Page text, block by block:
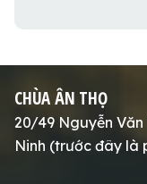
CHÙA ÂN THỌ
20/49 Nguyễn
Ninh (trước đây là